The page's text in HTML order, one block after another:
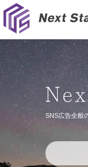
SNS広告全般